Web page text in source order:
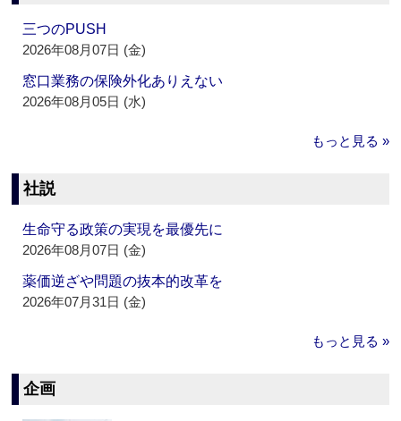
三つのPUSH
2026年08月07日 (金)
窓口業務の保険外化ありえない
2026年08月05日 (水)
もっと見る »
社説
生命守る政策の実現を最優先に
2026年08月07日 (金)
薬価逆ざや問題の抜本的改革を
2026年07月31日 (金)
もっと見る »
企画